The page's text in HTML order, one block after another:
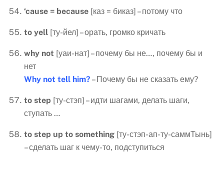
‘cause = because [каз = биказ] – потому что
to yell [ту-йел] – орать, громко кричать
why not [уаи-нат] – почему бы не…, почему бы и
нет
Why not tell him? – Почему бы не сказать ему?
to step [ту-стэп] – идти шагами, делать шаги,
ступать …
to step up to something [ту-стэп-ап-ту-саммТынь]
– сделать шаг к чему-то, подступиться